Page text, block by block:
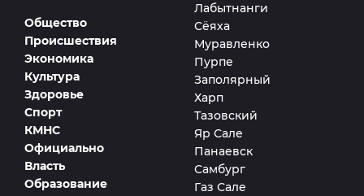
Общество
Происшествия
Экономика
Культура
Здоровье
Спорт
КМНС
Официально
Власть
Образование
Лабытнанги
Сёяха
Муравленко
Пурпе
Заполярный
Харп
Тазовский
Яр Сале
Панаевск
Самбург
Газ Сале